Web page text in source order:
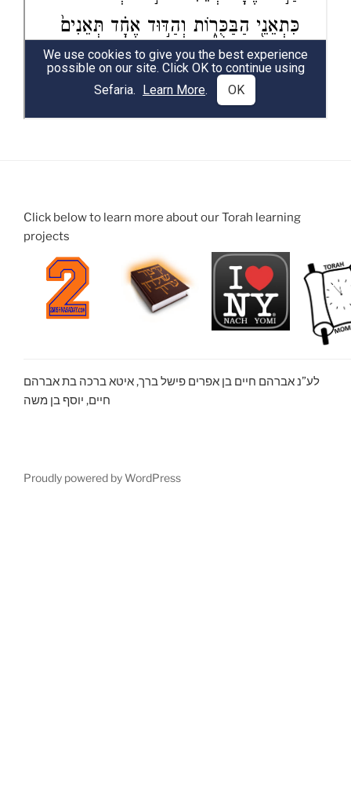
Click below to learn more about our Torah learning
projects
לע”נ אברהם חיים בן אפרים פישל ברך, איטא ברכה בת אברהם
חיים, יוסף בן משה
Proudly powered by WordPress